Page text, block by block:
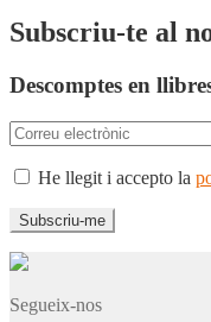
Subscriu-te al
Descomptes en
He llegit i accepto la
Segueix-nos